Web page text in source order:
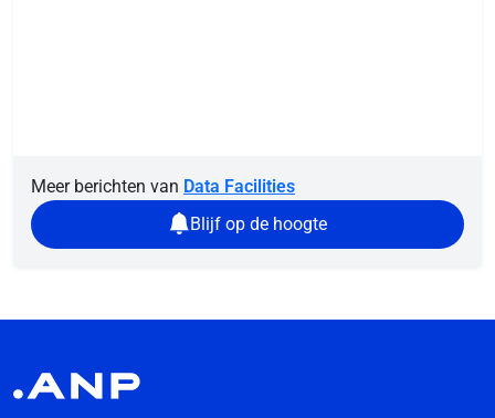
Meer berichten van Data Facilities
Blijf op de hoogte